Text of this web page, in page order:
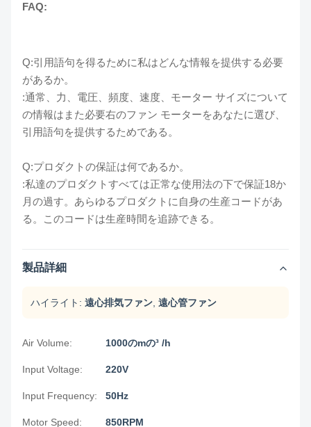
FAQ:
Q:引用語句を得るために私はどんな情報を提供する必要
があるか。
:通常、力、電圧、頻度、速度、モーター サイズについて
の情報はまた必要右のファン モーターをあなたに選び、
引用語句を提供するためである。
Q:プロダクトの保証は何であるか。
:私達のプロダクトすべては正常な使用法の下で保証18か
月の過す。あらゆるプロダクトに自身の生産コードがあ
る。このコードは生産時間を追跡できる。
製品詳細
ハイライト: 遠心排気ファン 遠心管ファン
Air Volume: 1000のmの³ /h
Input Voltage: 220V
Input Frequency: 50Hz
Motor Speed: 850RPM